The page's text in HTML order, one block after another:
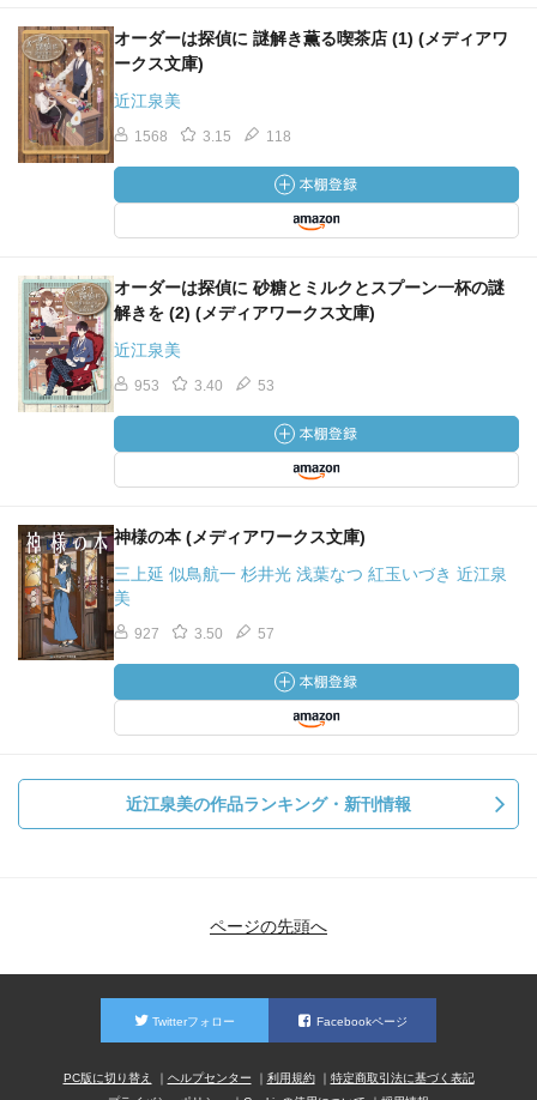
オーダーは探偵に 謎解き薫る喫茶店 (1) (メディアワ
ークス文庫)
近江泉美
1568 3.15 118
オーダーは探偵に 砂糖とミルクとスプーン一杯の謎
解きを (2) (メディアワークス文庫)
近江泉美
953 3.40 53
神様の本 (メディアワークス文庫)
三上延 似鳥航一 杉井光 浅葉なつ 紅玉いづき 近江泉
美
927 3.50 57
近江泉美の作品ランキング・新刊情報
ページの先頭へ
Twitterフォロー Facebookページ
PC版に切り替え ヘルプセンター 利用規約
特定商取引法に基づく表記